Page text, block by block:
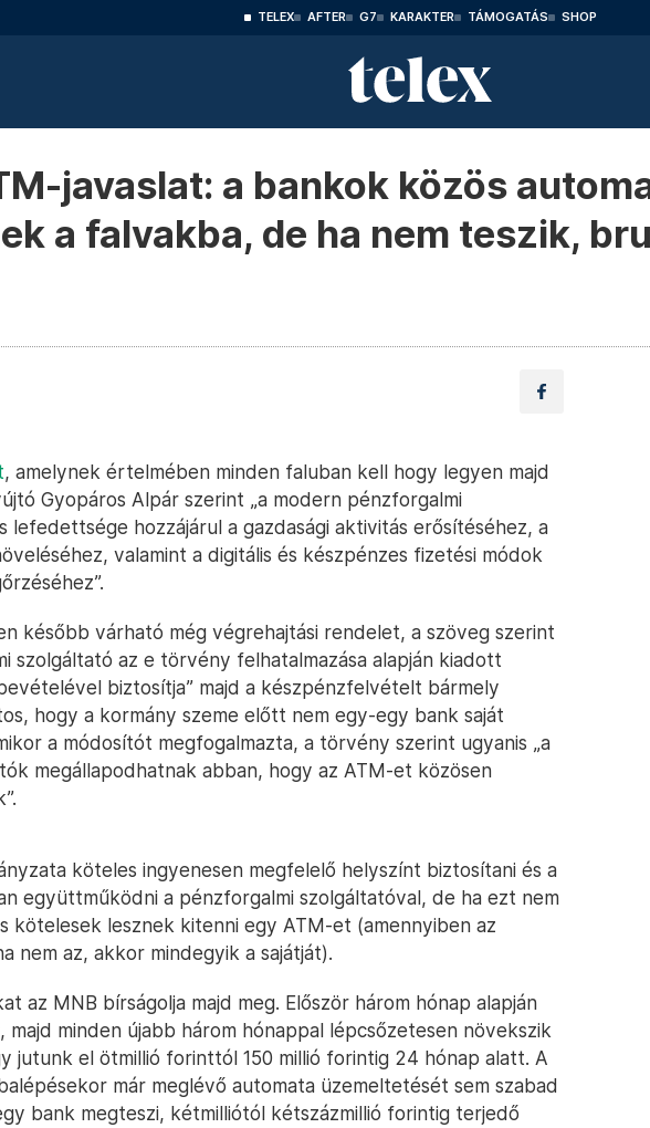
TELEX AFTER G7 KARAKTER TÁMOGATÁS SHOP
javaslat: a bankok közös
a falvakba, de ha nem teszik,
, amelynek értelmében minden faluban kell hogy legyen majd
Gyopáros Alpár szerint „a modern pénzforgalmi
lefedettsége hozzájárul a gazdasági aktivitás erősítéséhez, a
valamint a digitális és készpénzes fizetési módok
később várható még végrehajtási rendelet, a szöveg szerint
szolgáltató az e törvény felhatalmazása alapján kiadott
biztosítja” majd a készpénzfelvételt bármely
hogy a kormány szeme előtt nem egy-egy bank saját
a módosítót megfogalmazta, a törvény szerint ugyanis „a
megállapodhatnak abban, hogy az ATM-et közösen
köteles ingyenesen megfelelő helyszínt biztosítani és a
együttműködni a pénzforgalmi szolgáltatóval, de ha ezt nem
kötelesek lesznek kitenni egy ATM-et (amennyiben az
nem az, akkor mindegyik a sajátját).
az MNB bírságolja majd meg. Először három hónap alapján
majd minden újabb három hónappal lépcsőzetesen növekszik
jutunk el ötmillió forinttól 150 millió forintig 24 hónap alatt. A
már meglévő automata üzemeltetését sem szabad
bank megteszi, kétmilliótól kétszázmillió forintig terjedő